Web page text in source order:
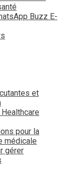
Buzz E-
et
pour la
médicale
gérer